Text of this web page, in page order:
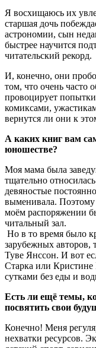
Я восхищаюсь их
старшая дочь
астрономии, сын
быстрее научится
читательский рекорд.
И, конечно, они
том, что очень часто
провоцирует попытки
комиксами,
вернутся ли они к
А каких книг вам
юношестве?
Моя мама была
тщательно
девяностые
выменивала.
моём распоряжении
читальный зал.
Но в то время было
зарубежных авторов,
Туве Янссон. И вот
Старка или Кристине
сутками без еды и
Есть ли ещё темы,
посвятить свои
Конечно! Меня
нехватки ресурсов.